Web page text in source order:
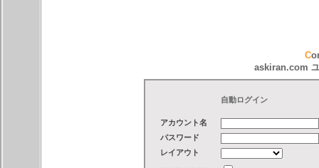
askiran.com
自動ログイン
アカウント名
パスワード
レイアウト